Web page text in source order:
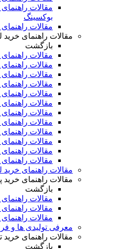
مقالات
بوکسینگ
مقالات
مقالات راهنمای
بازگشت
مقالات
مقالات
مقالات
مقالات
مقالات
مقالات
مقالات
مقالات
مقالات
مقالات
مقالات
مقالات
مقالات راهنمای خرید
مقالات راهنمای
بازگشت
مقالات
مقالات
مقالات
معرفی تولیدی ها و
مقالات راهنمای خرید
بازگشت